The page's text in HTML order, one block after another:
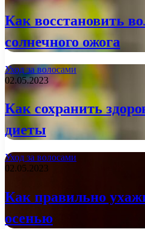
Как восстановить
солнечного ожога
Уход за волосами
02.05.2023
Как сохранить
диеты
Уход за волосами
02.05.2023
Как правильно
осенью